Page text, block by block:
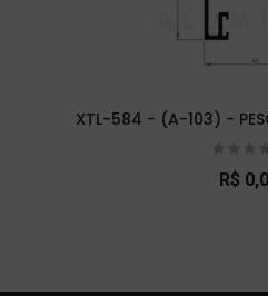
XTL-584 - (A-103) -
R$